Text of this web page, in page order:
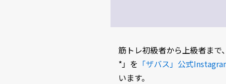
筋トレ初級者から上級者ま
*」を 「ザバス」公式
います。